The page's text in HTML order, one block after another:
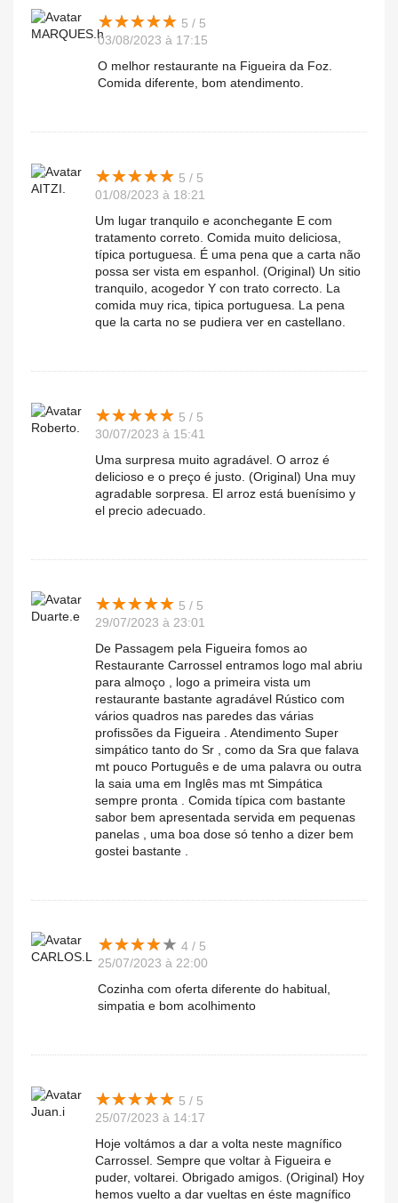
MARQUES.h
★★★★★
★★★★★ 5 / 5
03/08/2023 à 17:15
O melhor restaurante na Figueira da Foz.
Comida diferente, bom atendimento.
AITZI.
★★★★★
★★★★★ 5 / 5
01/08/2023 à 18:21
Um lugar tranquilo e aconchegante E com
tratamento correto. Comida muito deliciosa,
típica portuguesa. É uma pena que a carta não
possa ser vista em espanhol. (Original) Un sitio
tranquilo, acogedor Y con trato correcto. La
comida muy rica, tipica portuguesa. La pena
que la carta no se pudiera ver en castellano.
Roberto.
★★★★★
★★★★★ 5 / 5
30/07/2023 à 15:41
Uma surpresa muito agradável. O arroz é
delicioso e o preço é justo. (Original) Una muy
agradable sorpresa. El arroz está buenísimo y
el precio adecuado.
Duarte.e
★★★★★
★★★★★ 5 / 5
29/07/2023 à 23:01
De Passagem pela Figueira fomos ao
Restaurante Carrossel entramos logo mal abriu
para almoço , logo a primeira vista um
restaurante bastante agradável Rústico com
vários quadros nas paredes das várias
profissões da Figueira . Atendimento Super
simpático tanto do Sr , como da Sra que falava
mt pouco Português e de uma palavra ou outra
la saia uma em Inglês mas mt Simpática
sempre pronta . Comida típica com bastante
sabor bem apresentada servida em pequenas
panelas , uma boa dose só tenho a dizer bem
gostei bastante .
CARLOS.L
★★★★★
★★★★★ 4 / 5
25/07/2023 à 22:00
Cozinha com oferta diferente do habitual,
simpatia e bom acolhimento
Juan.i
★★★★★
★★★★★ 5 / 5
25/07/2023 à 14:17
Hoje voltámos a dar a volta neste magnífico
Carrossel. Sempre que voltar à Figueira e
puder, voltarei. Obrigado amigos. (Original) Hoy
hemos vuelto a dar vueltas en éste magnífico